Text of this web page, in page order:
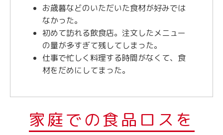
お歳暮などのいただいた食材が好みでは
なかった。
初めて訪れる飲食店。注文したメニュー
の量が多すぎて残してしまった。
仕事で忙しく料理する時間がなくて、食
材をだめにしてまった。
家庭での食品ロスを